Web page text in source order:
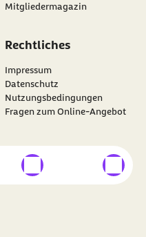
Mitgliedermagazin
Rechtliches
Impressum
Datenschutz
Nutzungsbedingungen
Fragen zum Online-Angebot
auf
externer Link